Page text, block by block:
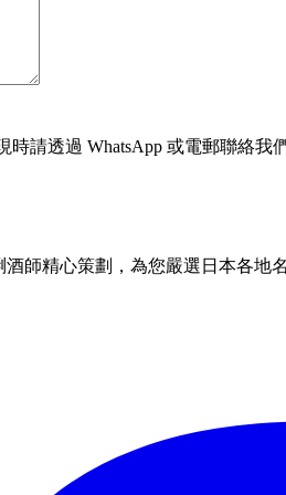
請透過 WhatsApp 或電郵聯絡我們
酒師精心策劃，為您嚴選日本各地名